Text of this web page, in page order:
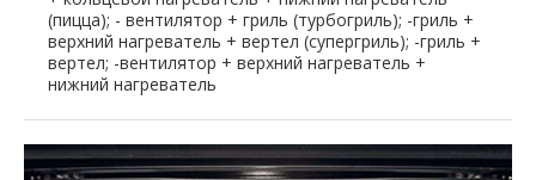
(пицца); - вентилятор + гриль (турбогриль); -гриль +
верхний нагреватель + вертел (супергриль); -гриль +
вертел; -вентилятор + верхний нагреватель +
нижний нагреватель